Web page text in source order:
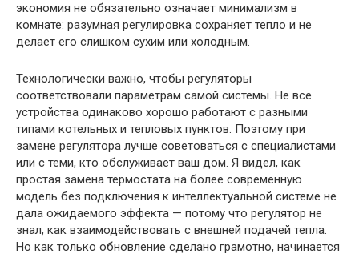
экономия не обязательно означает минимализм в
комнате: разумная регулировка сохраняет тепло и не
делает его слишком сухим или холодным.
Технологически важно, чтобы регуляторы
соответствовали параметрам самой системы. Не все
устройства одинаково хорошо работают с разными
типами котельных и тепловых пунктов. Поэтому при
замене регулятора лучше советоваться с специалистами
или с теми, кто обслуживает ваш дом. Я видел, как
простая замена термостата на более современную
модель без подключения к интеллектуальной системе не
дала ожидаемого эффекта — потому что регулятор не
знал, как взаимодействовать с внешней подачей тепла.
Но как только обновление сделано грамотно, начинается